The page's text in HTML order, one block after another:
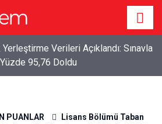
Verileri Açıklandı: Sınavla
95,76 Doldu
PUANLAR
Lisans Bölümü Taban